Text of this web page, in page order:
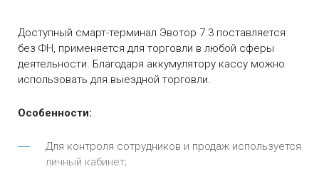
Доступный смарт-терминал Эвотор 7.3 поставляется
без ФН, применяется для торговли в любой сферы
деятельности. Благодаря аккумулятору кассу можно
использовать для выездной торговли.
Особенности:
Для контроля сотрудников и продаж используется
личный кабинет;